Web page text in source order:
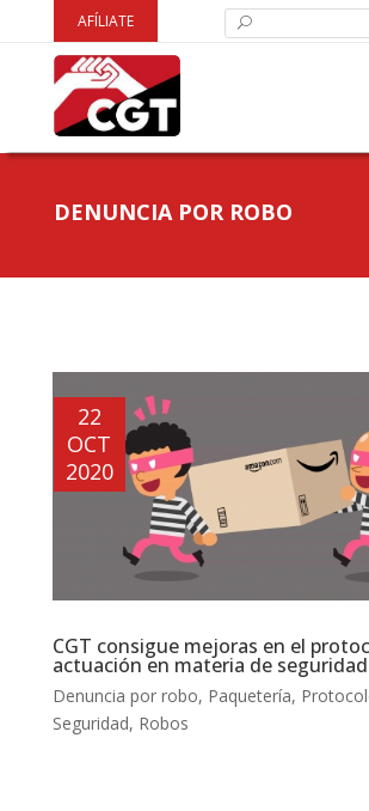
AFÍLIATE
DENUNCIA POR ROBO
CGT consigue mejoras en el
actuación en materia de seguridad
22
OCT
2020
Denuncia por robo, Paquetería,
Seguridad, Robos